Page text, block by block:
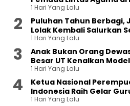
1 Hari Yang Lalu
Puluhan Tahun Berbagi,
Lolak Kembali Salurkan
1 Hari Yang Lalu
Anak Bukan Orang
Besar UT Kenalkan
1 Hari Yang Lalu
Ketua Nasional
Indonesia Raih Gelar
Terbuka
1 Hari Yang Lalu